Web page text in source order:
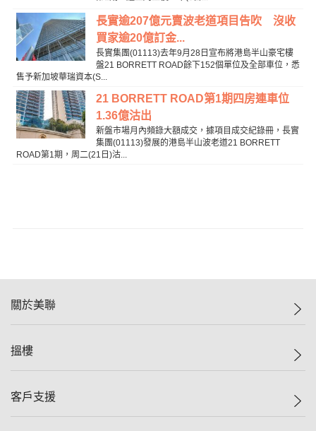
長實逾207億元賣波老道項目告吹 沒收
買家逾20億訂金...
長實集團(01113)去年9月28日宣布將港島半山豪宅樓
盤21 BORRETT ROAD餘下152個單位及全部車位，悉
售予新加坡華瑞資本(S...
21 BORRETT ROAD第1期四房連車位
1.36億沽出
新盤市場月內頻錄大額成交，據項目成交紀錄冊，長實
集團(01113)發展的港島半山波老道21 BORRETT
ROAD第1期，周二(21日)沽...
關於美聯
美聯集團
人才招募
搵樓
一手新盤
客戶支援